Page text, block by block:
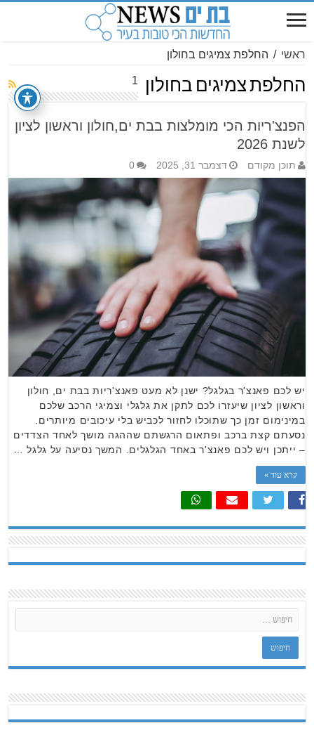
ראשי / החלפת צמיגים בחולון
1 החלפת צמיגים בחולון
הפנצ'ריות הכי מומלצות בבת ים,חולון וראשון לציון
לשנת 2026
תוכן מקודם דצמבר 31, 2025 0
יש לכם פאנצ'ר בגלגל? ישנן לא מעט פאנצ'ריות בבת ים, חולון
וראשון לציון שיעזרו לכם לתקן את גלגלי וצמיגי הרכב שלכם
במינימום זמן כך שתוכלו לחזור לכביש בלי עיכובים מיותרים.
נסעתם קצת ברכב ופתאום הרגשתם שההגה מושך לאחד הצדדים
– ייתכן ויש לכם פאנצ'ר באחד הגלגלים. המשך נסיעה על גלגל …
קרא עוד »